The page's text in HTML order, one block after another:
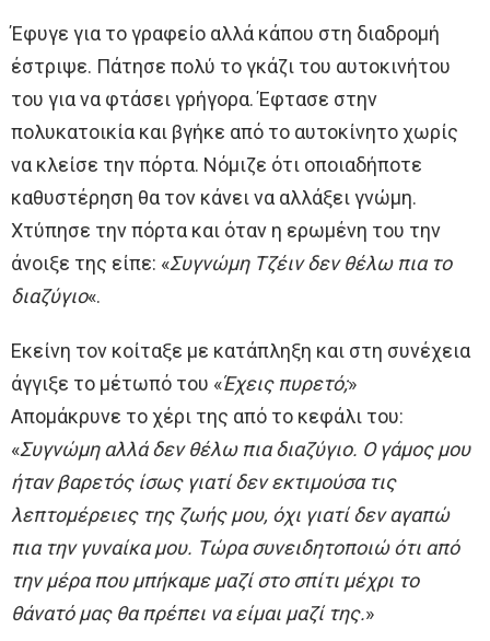
Έφυγε για το γραφείο αλλά κάπου στη διαδρομή
έστριψε. Πάτησε πολύ το γκάζι του αυτοκινήτου
του για να φτάσει γρήγορα. Έφτασε στην
πολυκατοικία και βγήκε από το αυτοκίνητο χωρίς
να κλείσε την πόρτα. Νόμιζε ότι οποιαδήποτε
καθυστέρηση θα τον κάνει να αλλάξει γνώμη.
Χτύπησε την πόρτα και όταν η ερωμένη του την
άνοιξε της είπε: «Συγνώμη Τζέιν δεν θέλω πια το
διαζύγιο«.
Εκείνη τον κοίταξε με κατάπληξη και στη συνέχεια
άγγιξε το μέτωπό του «Έχεις πυρετό;»
Απομάκρυνε το χέρι της από το κεφάλι του:
«Συγνώμη αλλά δεν θέλω πια διαζύγιο. Ο γάμος μου
ήταν βαρετός ίσως γιατί δεν εκτιμούσα τις
λεπτομέρειες της ζωής μου, όχι γιατί δεν αγαπώ
πια την γυναίκα μου. Τώρα συνειδητοποιώ ότι από
την μέρα που μπήκαμε μαζί στο σπίτι μέχρι το
θάνατό μας θα πρέπει να είμαι μαζί της.»